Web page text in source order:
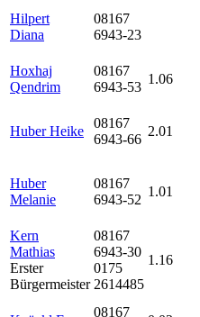
Hilpert
Diana
08167
6943-23
Hoxhaj
Qendrim
08167
6943-53
1.06
Huber Heike
08167
6943-66
2.01
Huber
Melanie
08167
6943-52
1.01
Kern
Mathias
Erster
Bürgermeister
08167
6943-30
0175
2614485
1.16
08167